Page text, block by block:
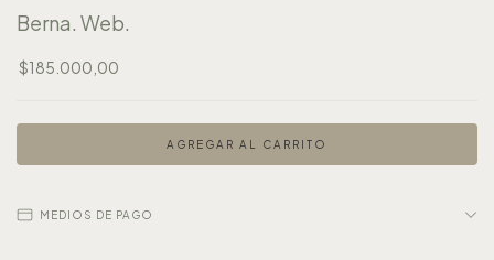
Berna. Web.
$185.000,00
MEDIOS DE PAGO